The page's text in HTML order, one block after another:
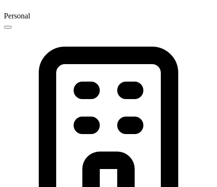
Personal